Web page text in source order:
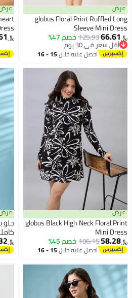
عرض
globus Floral Print Ruffled Long
Sleeve Mini Dress
﷼‏ 66.61
125.93خصم 47%
أقل سعر في 30 يوم
أقل سعر في 30 يوماحصل عليه خلال 15 - 16
اغسطس
﷼‏
عرض
globus Black High Neck Floral Print
Mini Dress
﷼‏58.28
106.15خصم 45%
احصل عليه خلال 15 - 16
جلو
﷼‏